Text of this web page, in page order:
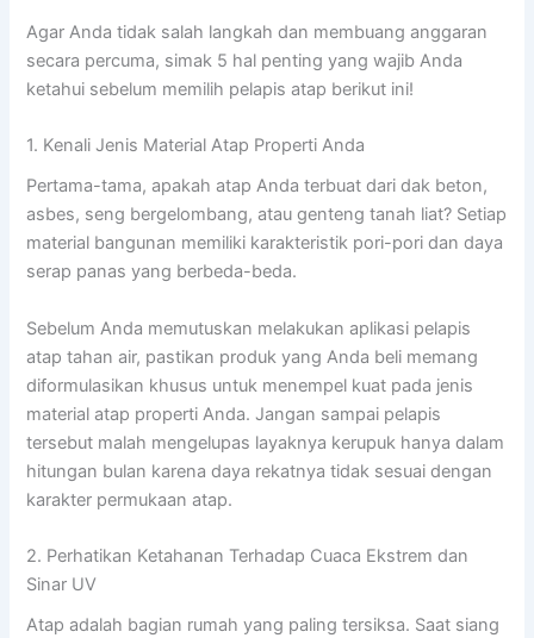
Agar Anda tidak salah langkah dan membuang anggaran
secara percuma, simak 5 hal penting yang wajib Anda
ketahui sebelum memilih pelapis atap berikut ini!
1. Kenali Jenis Material Atap Properti Anda
Pertama-tama, apakah atap Anda terbuat dari dak beton,
asbes, seng bergelombang, atau genteng tanah liat? Setiap
material bangunan memiliki karakteristik pori-pori dan daya
serap panas yang berbeda-beda.
Sebelum Anda memutuskan melakukan aplikasi pelapis
atap tahan air, pastikan produk yang Anda beli memang
diformulasikan khusus untuk menempel kuat pada jenis
material atap properti Anda. Jangan sampai pelapis
tersebut malah mengelupas layaknya kerupuk hanya dalam
hitungan bulan karena daya rekatnya tidak sesuai dengan
karakter permukaan atap.
2. Perhatikan Ketahanan Terhadap Cuaca Ekstrem dan
Sinar UV
Atap adalah bagian rumah yang paling tersiksa. Saat siang